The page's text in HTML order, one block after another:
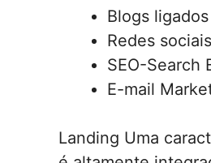
Blogs
Redes
SEO-Search
E-mail
Landing Uma